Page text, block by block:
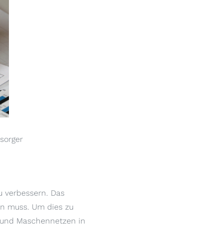
verbessern. Das
muss. Um dies zu
und Maschennetzen in